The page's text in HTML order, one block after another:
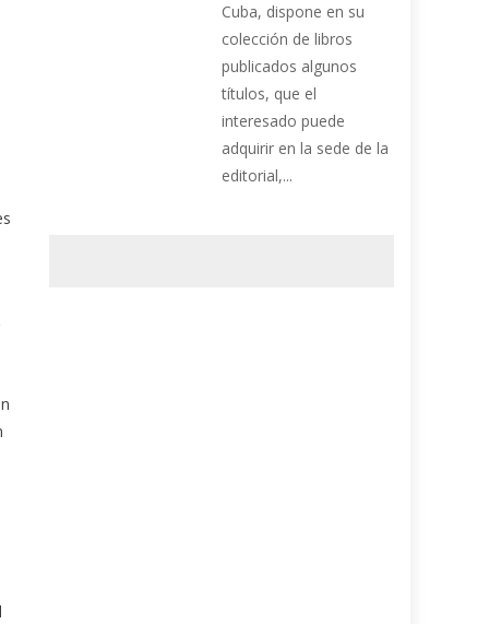
Cuba, dispone en su
colección de libros
publicados algunos
títulos, que el
interesado puede
adquirir en la sede de la
editorial,...